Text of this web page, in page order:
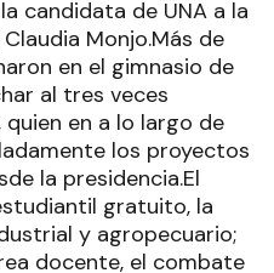
candidata de UNA a la
Monjo.Más de
en el gimnasio de
al tres veces
en a lo largo de
los proyectos
la presidencia.El
gratuito, la
y agropecuario;
docente, el combate